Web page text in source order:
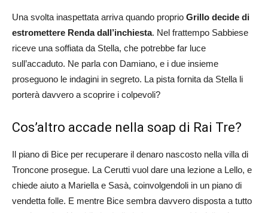
Una svolta inaspettata arriva quando proprio Grillo decide di
estromettere Renda dall’inchiesta. Nel frattempo Sabbiese
riceve una soffiata da Stella, che potrebbe far luce
sull’accaduto. Ne parla con Damiano, e i due insieme
proseguono le indagini in segreto. La pista fornita da Stella li
porterà davvero a scoprire i colpevoli?
Cos’altro accade nella soap di Rai Tre?
Il piano di Bice per recuperare il denaro nascosto nella villa di
Troncone prosegue. La Cerutti vuol dare una lezione a Lello, e
chiede aiuto a Mariella e Sasà, coinvolgendoli in un piano di
vendetta folle. E mentre Bice sembra davvero disposta a tutto